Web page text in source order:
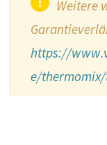
Weitere
https://
e/